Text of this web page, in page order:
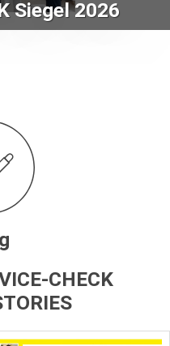
Siegel 2026
CHECK